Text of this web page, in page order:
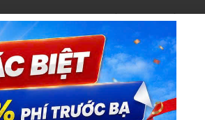
đình đang tìm kiếm một chiếc